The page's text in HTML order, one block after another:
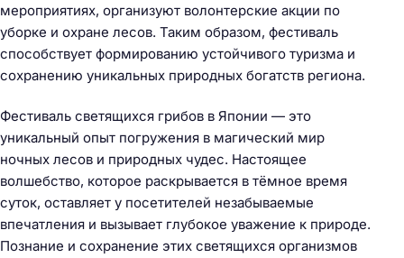
мероприятиях, организуют волонтерские акции по
уборке и охране лесов. Таким образом, фестиваль
способствует формированию устойчивого туризма и
сохранению уникальных природных богатств региона.
Фестиваль светящихся грибов в Японии — это
уникальный опыт погружения в магический мир
ночных лесов и природных чудес. Настоящее
волшебство, которое раскрывается в тёмное время
суток, оставляет у посетителей незабываемые
впечатления и вызывает глубокое уважение к природе.
Познание и сохранение этих светящихся организмов